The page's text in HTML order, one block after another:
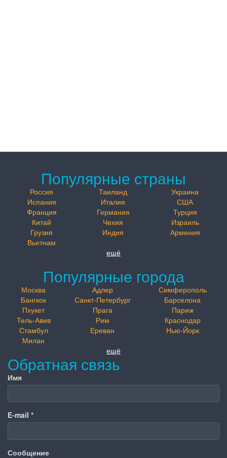
Популярные страны
Россия Таиланд
Украина
Испания
Италия
США
Франция
Германия
Турция
Китай
Чехия
Израиль
Грузия
Индия
Армения
Вьетнам
ещё
Популярные города
Москва Адлер
Симферополь
Бангкок
Санкт-Петербург
Барселона
Пхукет
Прага
Париж
Тель-Авив
Рим
Краснодар
Стамбул
Ереван
Нью-Йорк
Милан
ещё
Обратная связь
Имя
E-mail *
Сообщение